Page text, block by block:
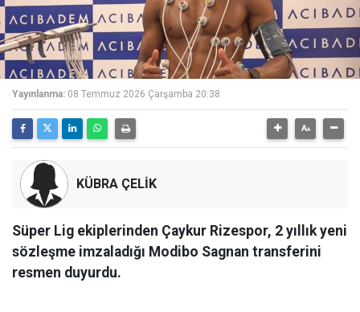
Yayınlanma: 08 Temmuz 2026 Çarşamba 20:38
KÜBRA ÇELİK
Süper Lig ekiplerinden Çaykur Rizespor, 2 yıllık yeni
sözleşme imzaladığı Modibo Sagnan transferini
resmen duyurdu.